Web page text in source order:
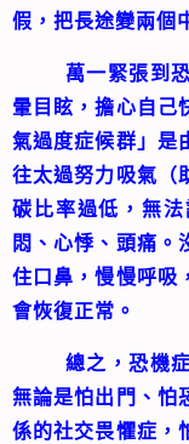
假，把長途變兩個
萬一緊張到恐
暈目眩，擔心自己
氣過度症候群」是
往太過努力吸氣（
碳比率過低，無
悶、心悸、頭痛。
住口鼻，慢慢呼吸
會恢復正常。
總之，恐機症和
無論是怕出門、怕
係的社交畏懼症，